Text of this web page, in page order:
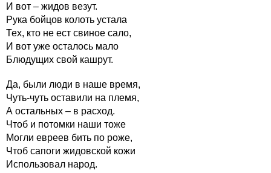
И вот – жидов везут.
Рука бойцов колоть устала
Тех, кто не ест свиное сало,
И вот уже осталось мало
Блюдущих свой кашрут.
Да, были люди в наше время,
Чуть-чуть оставили на племя,
А остальных – в расход.
Чтоб и потомки наши тоже
Могли евреев бить по роже,
Чтоб сапоги жидовской кожи
Использовал народ.